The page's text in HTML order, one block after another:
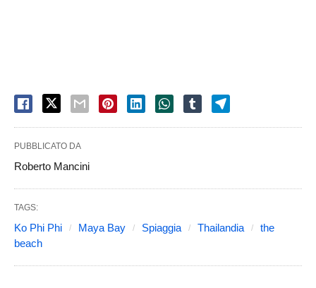
PUBBLICATO DA
Roberto Mancini
TAGS:
Ko Phi Phi Maya Bay Spiaggia Thailandia
the
beach